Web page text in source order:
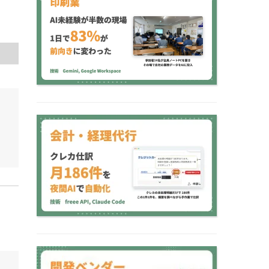
場を1日で変える｜8…
【会計BPO AI導入事
例】月数百件のクレカ仕
訳が「夜間AI処理→朝…
【AI研修 導入事例】全
社横断型の生成AI研修で